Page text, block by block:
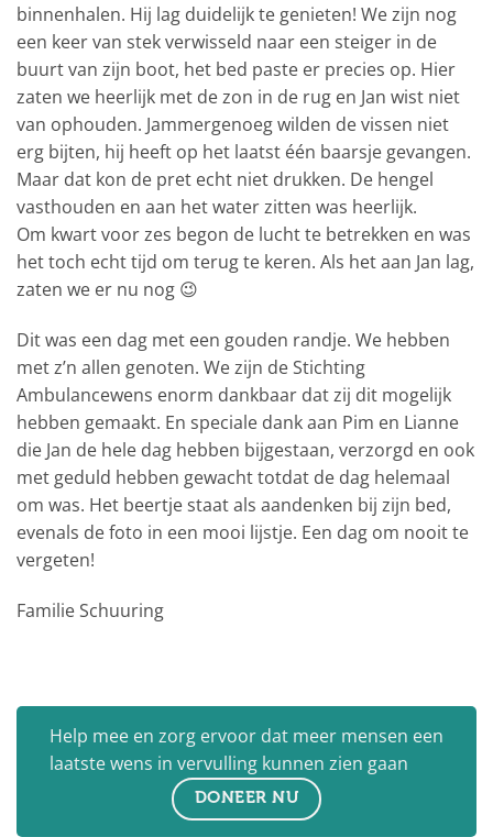
binnenhalen. Hij lag duidelijk te genieten! We zijn nog
een keer van stek verwisseld naar een steiger in de
buurt van zijn boot, het bed paste er precies op. Hier
zaten we heerlijk met de zon in de rug en Jan wist niet
van ophouden. Jammergenoeg wilden de vissen niet
erg bijten, hij heeft op het laatst één baarsje gevangen.
Maar dat kon de pret echt niet drukken. De hengel
vasthouden en aan het water zitten was heerlijk.
Om kwart voor zes begon de lucht te betrekken en was
het toch echt tijd om terug te keren. Als het aan Jan lag,
zaten we er nu nog 😉
Dit was een dag met een gouden randje. We hebben
met z’n allen genoten. We zijn de Stichting
Ambulancewens enorm dankbaar dat zij dit mogelijk
hebben gemaakt. En speciale dank aan Pim en Lianne
die Jan de hele dag hebben bijgestaan, verzorgd en ook
met geduld hebben gewacht totdat de dag helemaal
om was. Het beertje staat als aandenken bij zijn bed,
evenals de foto in een mooi lijstje. Een dag om nooit te
vergeten!
Familie Schuuring
Help mee en zorg ervoor dat meer mensen een
laatste wens in vervulling kunnen zien gaan
DONEER NU